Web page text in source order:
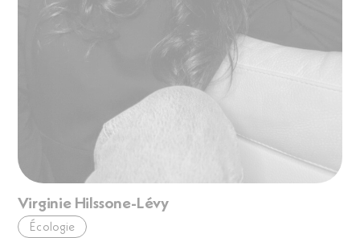
Virginie Hilssone-Lévy
Écologie